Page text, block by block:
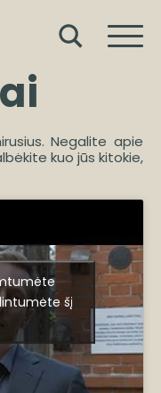
Negalite apie
kuo jūs kitokie,
šį